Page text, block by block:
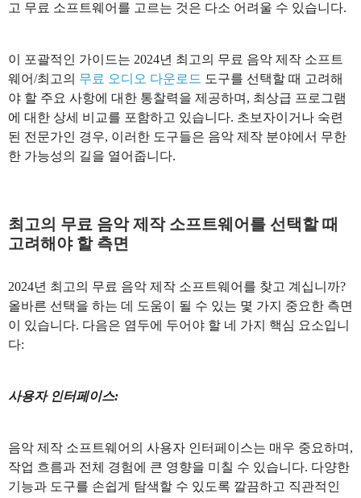
고 무료 소프트웨어를 고르는 것은 다소 어려울 수 있습니다.
이 포괄적인 가이드는 2024년 최고의 무료 음악 제작 소프트
웨어/최고의 무료 오디오 다운로드 도구를 선택할 때 고려해
야 할 주요 사항에 대한 통찰력을 제공하며, 최상급 프로그램
에 대한 상세 비교를 포함하고 있습니다. 초보자이거나 숙련
된 전문가인 경우, 이러한 도구들은 음악 제작 분야에서 무한
한 가능성의 길을 열어줍니다.
최고의 무료 음악 제작 소프트웨어를 선택할 때
고려해야 할 측면
2024년 최고의 무료 음악 제작 소프트웨어를 찾고 계십니까?
올바른 선택을 하는 데 도움이 될 수 있는 몇 가지 중요한 측면
이 있습니다. 다음은 염두에 두어야 할 네 가지 핵심 요소입니
다:
사용자 인터페이스:
음악 제작 소프트웨어의 사용자 인터페이스는 매우 중요하며,
작업 흐름과 전체 경험에 큰 영향을 미칠 수 있습니다. 다양한
기능과 도구를 손쉽게 탐색할 수 있도록 깔끔하고 직관적인